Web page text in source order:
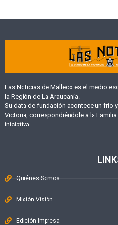
Las Noticias de Malleco es el medio
la Región de La Araucanía.
Su data de fundación acontece un frío
Victoria, correspondiéndole a la
iniciativa.
Quiénes Somos
Misión Visión
Edición Impresa